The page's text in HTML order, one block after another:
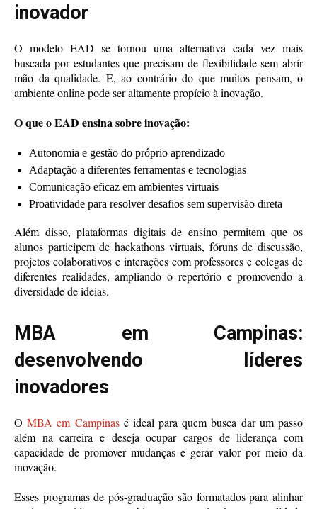
inovador
O modelo EAD se tornou uma alternativa cada vez mais
buscada por estudantes que precisam de flexibilidade sem abrir
mão da qualidade. E, ao contrário do que muitos pensam, o
ambiente online pode ser altamente propício à inovação.
O que o EAD ensina sobre inovação:
Autonomia e gestão do próprio aprendizado
Adaptação a diferentes ferramentas e tecnologias
Comunicação eficaz em ambientes virtuais
Proatividade para resolver desafios sem supervisão direta
Além disso, plataformas digitais de ensino permitem que os
alunos participem de hackathons virtuais, fóruns de discussão,
projetos colaborativos e interações com professores e colegas de
diferentes realidades, ampliando o repertório e promovendo a
diversidade de ideias.
MBA em Campinas:
desenvolvendo líderes
inovadores
OMBA em Campinasé ideal para quem busca dar um passo
além na carreira e deseja ocupar cargos de liderança com
capacidade de promover mudanças e gerar valor por meio da
inovação.
Esses programas de pós-graduação são formatados para alinhar